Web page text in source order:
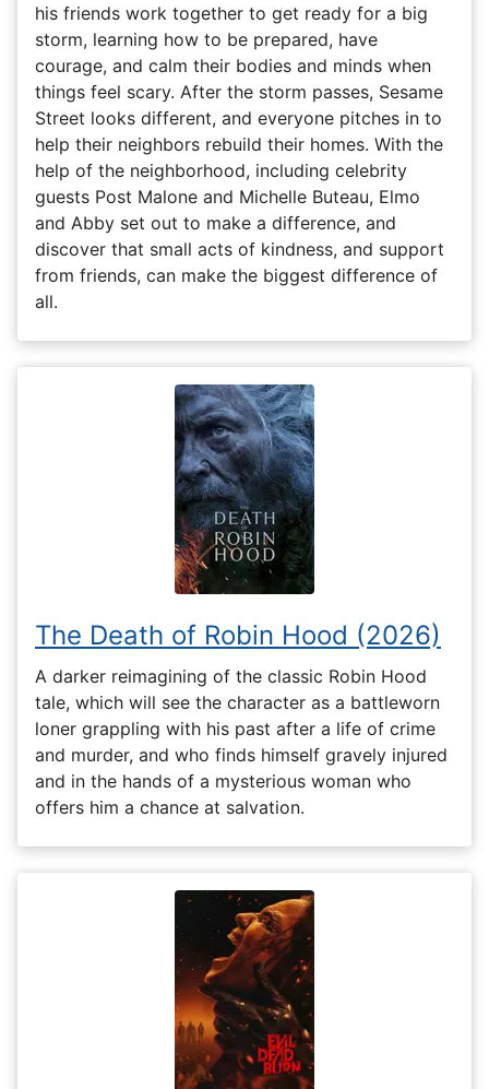
his friends work together to get ready for a big
storm, learning how to be prepared, have
courage, and calm their bodies and minds when
things feel scary. After the storm passes, Sesame
Street looks different, and everyone pitches in to
help their neighbors rebuild their homes. With the
help of the neighborhood, including celebrity
guests Post Malone and Michelle Buteau, Elmo
and Abby set out to make a difference, and
discover that small acts of kindness, and support
from friends, can make the biggest difference of
all.
The Death of Robin Hood (2026)
A darker reimagining of the classic Robin Hood
tale, which will see the character as a battleworn
loner grappling with his past after a life of crime
and murder, and who finds himself gravely injured
and in the hands of a mysterious woman who
offers him a chance at salvation.